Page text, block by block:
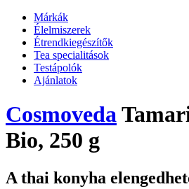
Márkák
Élelmiszerek
Étrendkiegészítők
Tea specialitások
Testápolók
Ajánlatok
Cosmoveda
Bio, 250 g
A thai konyha